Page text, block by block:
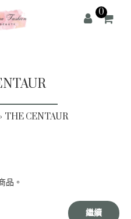
0
THE CENTAUR
品。
繼續